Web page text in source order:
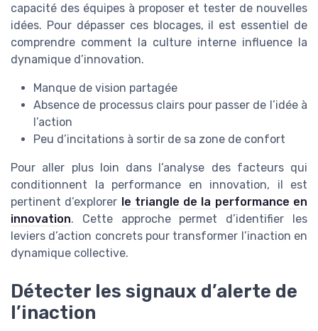
capacité des équipes à proposer et tester de nouvelles
idées. Pour dépasser ces blocages, il est essentiel de
comprendre comment la culture interne influence la
dynamique d’innovation.
Manque de vision partagée
Absence de processus clairs pour passer de l’idée à
l’action
Peu d’incitations à sortir de sa zone de confort
Pour aller plus loin dans l’analyse des facteurs qui
conditionnent la performance en innovation, il est
pertinent d’explorer le triangle de la performance en
innovation. Cette approche permet d’identifier les
leviers d’action concrets pour transformer l’inaction en
dynamique collective.
Détecter les signaux d’alerte de
l’inaction